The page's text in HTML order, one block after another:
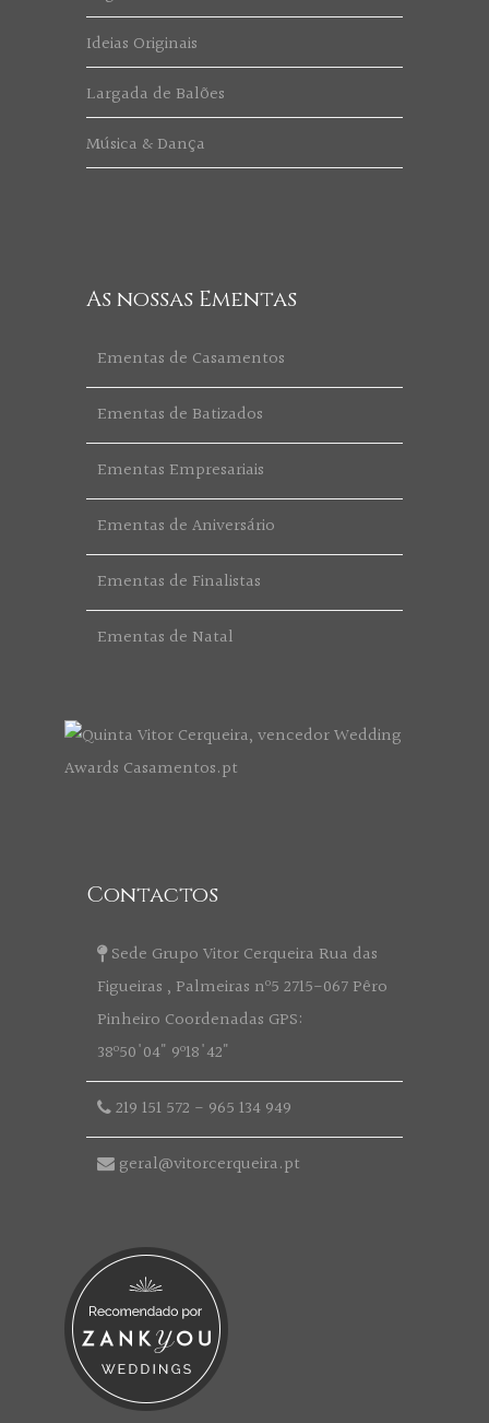
Ideias Originais
Largada de Balões
Música & Dança
As nossas Ementas
Ementas de Casamentos
Ementas de Batizados
Ementas Empresariais
Ementas de Aniversário
Ementas de Finalistas
Ementas de Natal
Contactos
Sede Grupo Vitor Cerqueira Rua das
Figueiras , Palmeiras nº5 2715-067 Pêro
Pinheiro Coordenadas GPS:
38º50'04" 9º18'42"
219 151 572 - 965 134 949
geral@vitorcerqueira.pt